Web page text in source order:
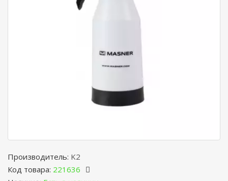
Производитель: K2
Код товара: 221636